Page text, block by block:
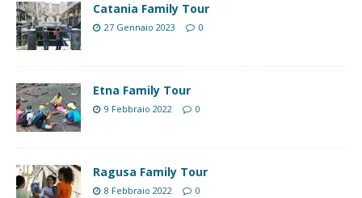
Catania Family Tour
27 Gennaio 2023 0
Etna Family Tour
9 Febbraio 2022 0
Ragusa Family Tour
8 Febbraio 2022 0